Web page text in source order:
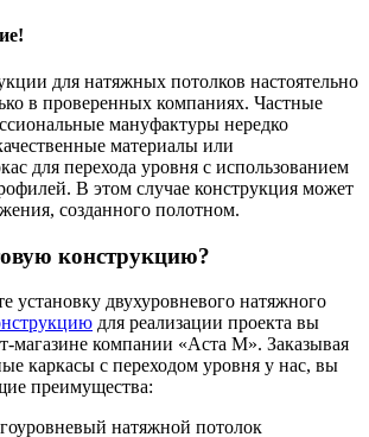
для натяжных потолков настоятельно
в проверенных компаниях. Частные
мануфактуры нередко
материалы или
для перехода уровня с использованием
В этом случае конструкция может
созданного полотном.
конструкцию?
установку двухуровневого натяжного
для реализации проекта вы
магазине компании «Аста М». Заказывая
каркасы с переходом уровня у нас, вы
преимущества: